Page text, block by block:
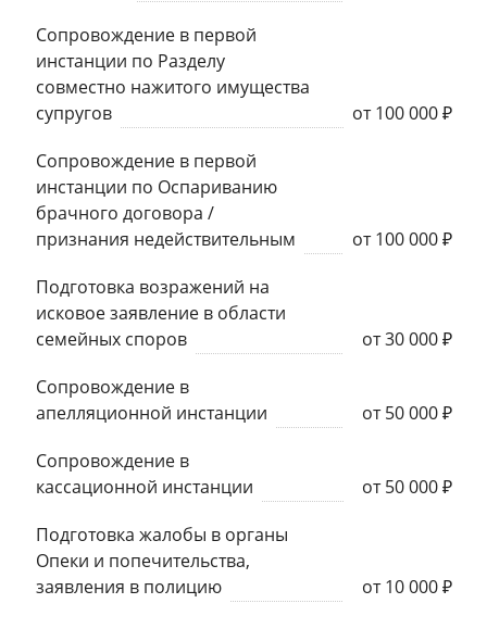
Сопровождение в первой
инстанции по Разделу
совместно нажитого имущества
супругов
от 100 000 ₽
Сопровождение в первой
инстанции по Оспариванию
брачного договора /
признания недействительным
от 100 000 ₽
Подготовка возражений на
исковое заявление в области
семейных споров
от 30 000 ₽
Сопровождение в
апелляционной инстанции
от 50 000 ₽
Сопровождение в
кассационной инстанции
от 50 000 ₽
Подготовка жалобы в органы
Опеки и попечительства,
заявления в полицию
от 10 000 ₽